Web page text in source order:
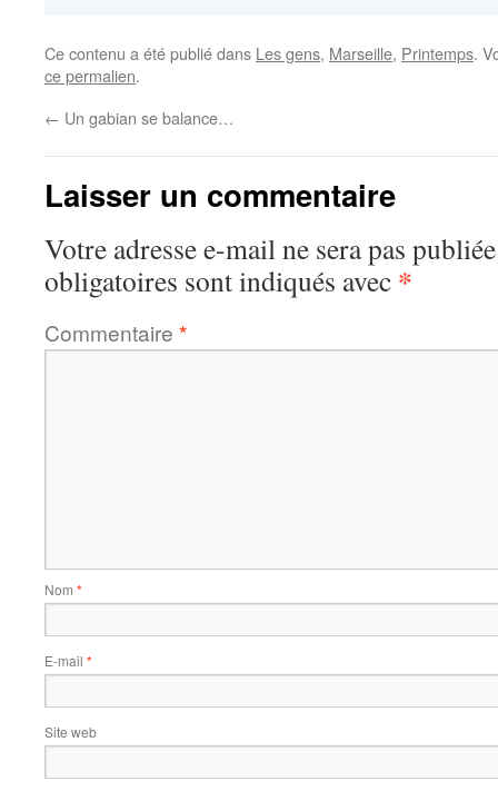
Ce contenu a été publié dans Les gens, Marseille, Printemps.
ce permalien.
← Un gabian se balance…
Laisser un commentaire
Votre adresse e-mail ne sera pas
obligatoires sont indiqués avec *
Commentaire *
Nom *
E-mail *
Site web